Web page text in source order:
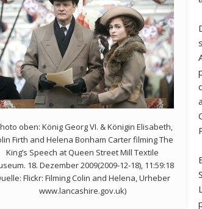
oben: König Georg VI. & Königin Elisabeth,
Firth and Helena Bonham Carter filming The
King’s Speech at Queen Street Mill Textile
18. Dezember 2009(2009-12-18), 11:59:18
Flickr: Filming Colin and Helena, Urheber
www.lancashire.gov.uk)